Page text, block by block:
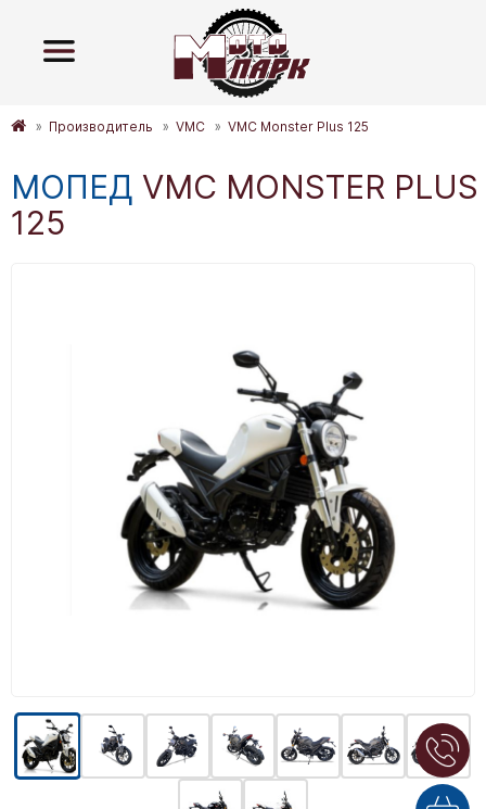
Производитель VMC VMC Monster Plus 125
МОПЕД VMC MONSTER PLUS
125